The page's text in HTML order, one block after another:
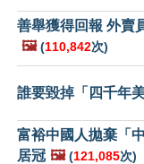
善舉獲得回報 外賣
🖼️ (110,842次)
誰要毀掉「四千年
富裕中國人拋棄「
居冠 🖼️ (121,085次)